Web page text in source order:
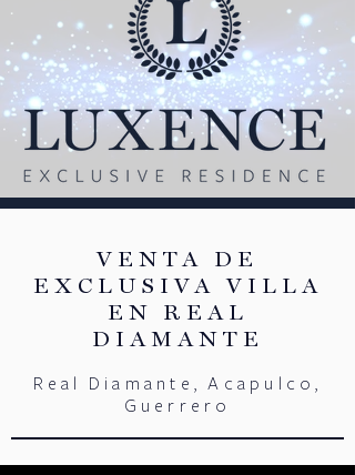
VENTA DE
EXCLUSIVA VILLA
EN REAL
DIAMANTE
Real Diamante, Acapulco,
Guerrero